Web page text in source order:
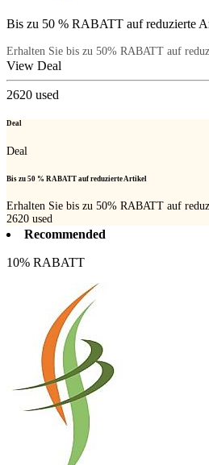
Bis zu 50 % RABATT auf reduzierte
Erhalten Sie bis zu 50% RABATT auf
View Deal
2620 used
Deal
Deal
Bis zu 50 % RABATT auf reduzierte Artikel
Erhalten Sie bis zu 50% RABATT auf
2620 used
Recommended
10% RABATT